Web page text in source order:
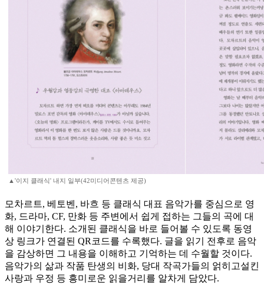
▲'이지 클래식' 내지 일부(42미디어콘텐츠 제공)
모차르트, 베토벤, 바흐 등 클래식 대표 음악가를 중심으로 영
화, 드라마, CF, 만화 등 주변에서 쉽게 접하는 그들의 곡에 대
해 이야기한다. 소개된 클래식을 바로 들어볼 수 있도록 동영
상 링크가 연결된 QR코드를 수록했다. 글을 읽기 전후로 음악
을 감상하면 그 내용을 이해하고 기억하는 데 수월할 것이다.
음악가의 삶과 작품 탄생의 비화, 당대 작곡가들의 얽히고설킨
사랑과 우정 등 흥미로운 읽을거리를 알차게 담았다.